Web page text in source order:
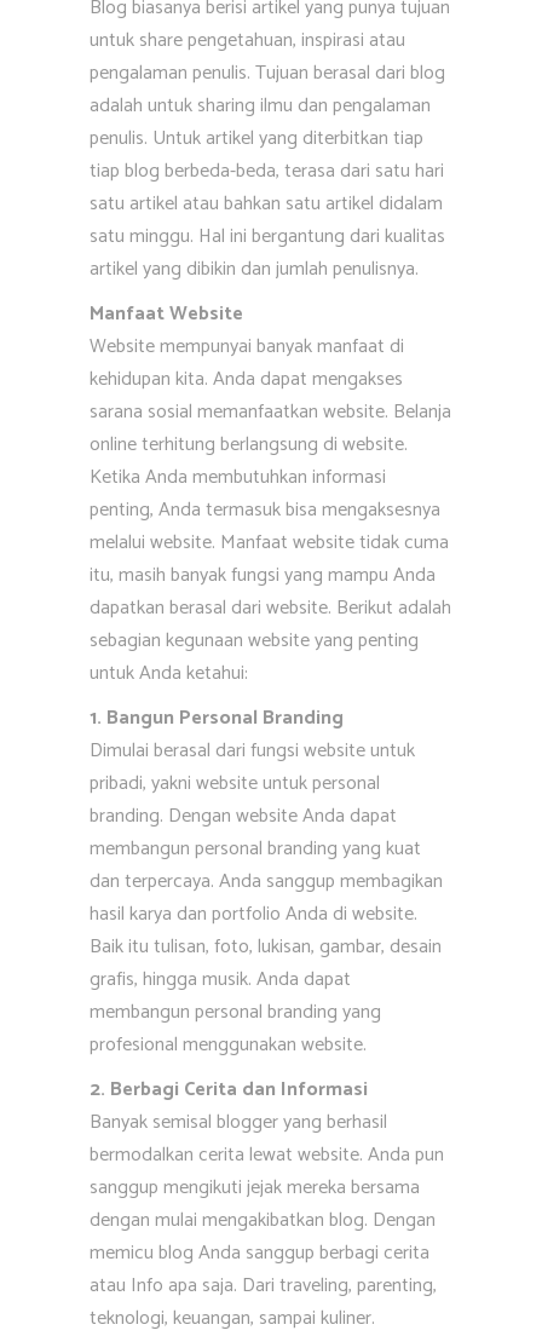
Blog biasanya berisi artikel yang punya tujuan
untuk share pengetahuan, inspirasi atau
pengalaman penulis. Tujuan berasal dari blog
adalah untuk sharing ilmu dan pengalaman
penulis. Untuk artikel yang diterbitkan tiap
tiap blog berbeda-beda, terasa dari satu hari
satu artikel atau bahkan satu artikel didalam
satu minggu. Hal ini bergantung dari kualitas
artikel yang dibikin dan jumlah penulisnya.
Manfaat Website
Website mempunyai banyak manfaat di
kehidupan kita. Anda dapat mengakses
sarana sosial memanfaatkan website. Belanja
online terhitung berlangsung di website.
Ketika Anda membutuhkan informasi
penting, Anda termasuk bisa mengaksesnya
melalui website. Manfaat website tidak cuma
itu, masih banyak fungsi yang mampu Anda
dapatkan berasal dari website. Berikut adalah
sebagian kegunaan website yang penting
untuk Anda ketahui:
1. Bangun Personal Branding
Dimulai berasal dari fungsi website untuk
pribadi, yakni website untuk personal
branding. Dengan website Anda dapat
membangun personal branding yang kuat
dan terpercaya. Anda sanggup membagikan
hasil karya dan portfolio Anda di website.
Baik itu tulisan, foto, lukisan, gambar, desain
grafis, hingga musik. Anda dapat
membangun personal branding yang
profesional menggunakan website.
2. Berbagi Cerita dan Informasi
Banyak semisal blogger yang berhasil
bermodalkan cerita lewat website. Anda pun
sanggup mengikuti jejak mereka bersama
dengan mulai mengakibatkan blog. Dengan
memicu blog Anda sanggup berbagi cerita
atau Info apa saja. Dari traveling, parenting,
teknologi, keuangan, sampai kuliner.